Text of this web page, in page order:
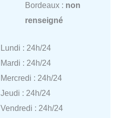
Bordeaux : non
renseigné
Lundi : 24h/24
Mardi : 24h/24
Mercredi : 24h/24
Jeudi : 24h/24
Vendredi : 24h/24